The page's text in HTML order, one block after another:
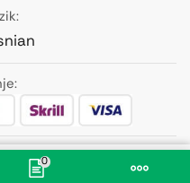
Dodaj U Korpu
0